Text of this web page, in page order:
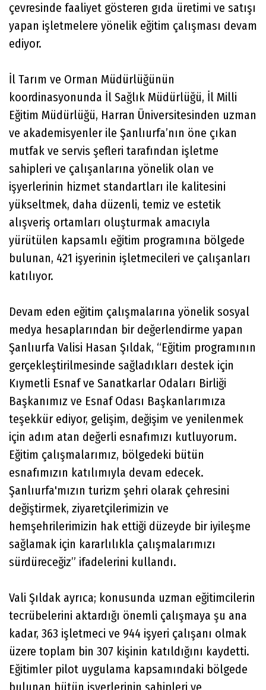
çevresinde faaliyet gösteren gıda üretimi ve satışı
yapan işletmelere yönelik eğitim çalışması devam
ediyor.
İl Tarım ve Orman Müdürlüğünün
koordinasyonunda İl Sağlık Müdürlüğü, İl Milli
Eğitim Müdürlüğü, Harran Üniversitesinden uzman
ve akademisyenler ile Şanlıurfa’nın öne çıkan
mutfak ve servis şefleri tarafından işletme
sahipleri ve çalışanlarına yönelik olan ve
işyerlerinin hizmet standartları ile kalitesini
yükseltmek, daha düzenli, temiz ve estetik
alışveriş ortamları oluşturmak amacıyla
yürütülen kapsamlı eğitim programına bölgede
bulunan, 421 işyerinin işletmecileri ve çalışanları
katılıyor.
Devam eden eğitim çalışmalarına yönelik sosyal
medya hesaplarından bir değerlendirme yapan
Şanlıurfa Valisi Hasan Şıldak, “Eğitim programının
gerçekleştirilmesinde sağladıkları destek için
Kıymetli Esnaf ve Sanatkarlar Odaları Birliği
Başkanımız ve Esnaf Odası Başkanlarımıza
teşekkür ediyor, gelişim, değişim ve yenilenmek
için adım atan değerli esnafımızı kutluyorum.
Eğitim çalışmalarımız, bölgedeki bütün
esnafımızın katılımıyla devam edecek.
Şanlıurfa'mızın turizm şehri olarak çehresini
değiştirmek, ziyaretçilerimizin ve
hemşehrilerimizin hak ettiği düzeyde bir iyileşme
sağlamak için kararlılıkla çalışmalarımızı
sürdüreceğiz” ifadelerini kullandı.
Vali Şıldak ayrıca; konusunda uzman eğitimcilerin
tecrübelerini aktardığı önemli çalışmaya şu ana
kadar, 363 işletmeci ve 944 işyeri çalışanı olmak
üzere toplam bin 307 kişinin katıldığını kaydetti.
Eğitimler pilot uygulama kapsamındaki bölgede